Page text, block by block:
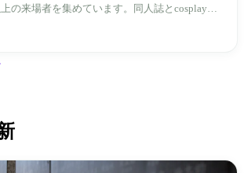
の来場者を集めています。同人誌とcosplayが
生みの親を育てた——台湾のアニメ・マンガ